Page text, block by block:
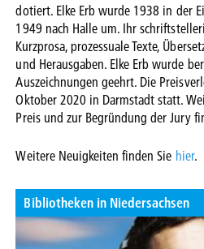
dotiert. Elke Erb wurde 1938 in der
1949 nach Halle um. Ihr
Kurzprosa, prozessuale Texte,
und Herausgaben. Elke Erb wurde
Auszeichnungen geehrt. Die
Oktober 2020 in Darmstadt statt.
Preis und zur Begründung der Jury
Weitere Neuigkeiten finden Sie hier.
Bibliotheken in Niedersachsen